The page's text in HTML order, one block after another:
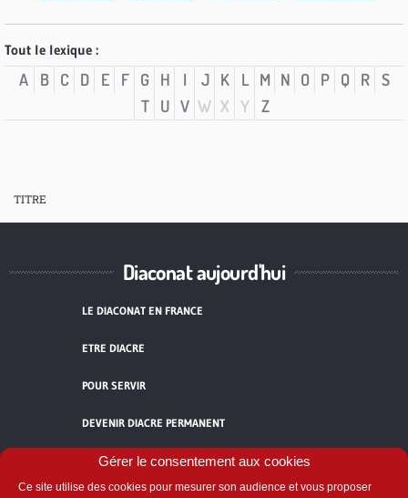
Gérer le consentement aux cookies
Ce site utilise des cookies pour mesurer son audience et vous proposer
Tout le lexique :
A B C D E F G H I J K L M N O P Q R S
T
U V W X Y Z
TITRE
Diaconat aujourd'hui
LE DIACONAT EN FRANCE
ETRE DIACRE
POUR SERVIR
DEVENIR DIACRE PERMANENT
TÉMOIGNAGES